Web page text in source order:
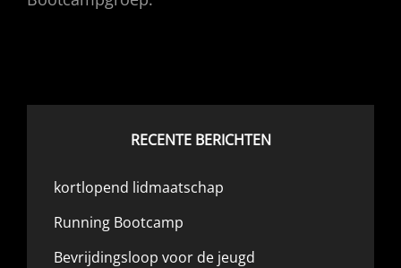
RECENTE BERICHTEN
kortlopend lidmaatschap
Running Bootcamp
Bevrijdingsloop voor de jeugd